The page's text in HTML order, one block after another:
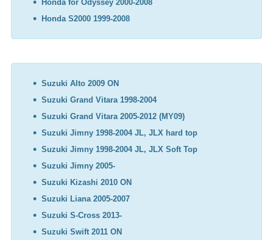
Honda for Odyssey 2000-2008
Honda S2000 1999-2008
Suzuki Alto 2009 ON
Suzuki Grand Vitara 1998-2004
Suzuki Grand Vitara 2005-2012 (MY09)
Suzuki Jimny 1998-2004 JL, JLX hard top
Suzuki Jimny 1998-2004 JL, JLX Soft Top
Suzuki Jimny 2005-
Suzuki Kizashi 2010 ON
Suzuki Liana 2005-2007
Suzuki S-Cross 2013-
Suzuki Swift 2011 ON